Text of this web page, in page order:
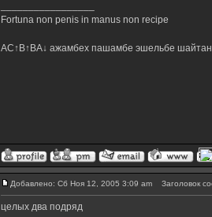
Fortuna non penis in manus non recipe
AC↑B↑BA↓ ажамбех пашамбе эшельбе
Добавлено: Сб Ноя 12, 2005 3:09 am Заголовок
целых два подряд